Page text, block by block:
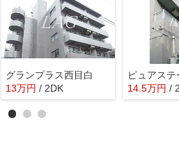
グランプラス西目白
13万円 / 2DK
ピュアス
14.5万円 /